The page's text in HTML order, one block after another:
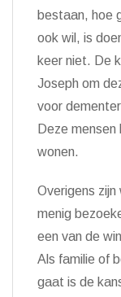
bestaan, hoe
ook wil, is
keer niet. De
Joseph om
voor
Deze
wonen.
Overigens
menig
een van de
Als familie of
gaat is de